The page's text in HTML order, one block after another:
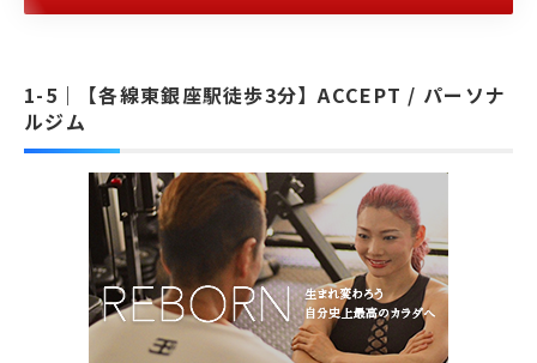
【各線東銀座駅徒歩3分】ACCEPT / パーソナ
ルジム